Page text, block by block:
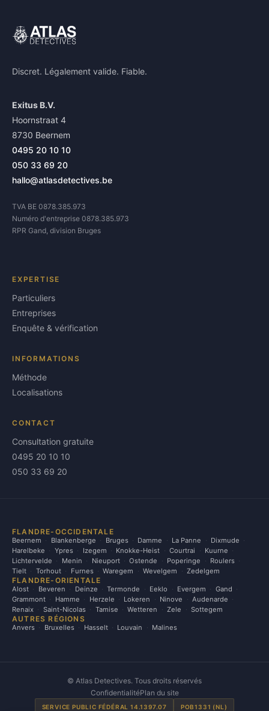
Discret. Légalement valide. Fiable.
Exitus B.V.
Hoornstraat 4
8730 Beernem
0495 20 10 10
050 33 69 20
hallo@atlasdetectives.be
TVA BE 0878.385.973
Numéro d'entreprise 0878.385.973
RPR Gand, division Bruges
EXPERTISE
Particuliers
Entreprises
Enquête & vérification
INFORMATIONS
Méthode
Localisations
CONTACT
Consultation gratuite
0495 20 10 10
050 33 69 20
FLANDRE-OCCIDENTALE
Beernem Blankenberge Bruges Damme La Panne
Dixmude
Harelbeke
Ypres Izegem Knokke-Heist Courtrai
Kuurne
Lichtervelde
Menin Nieuport Ostende Poperinge
Roulers
Tielt
Torhout Furnes Waregem Wevelgem Zedelgem
FLANDRE-ORIENTALE
Alost Beveren Deinze Termonde Eeklo Evergem
Gand
Grammont
Hamme Herzele Lokeren Ninove
Audenarde
Renaix
Saint-Nicolas Tamise Wetteren Zele Sottegem
AUTRES RÉGIONS
Anvers Bruxelles Hasselt Louvain Malines
© Atlas Detectives. Tous droits réservés
ConfidentialitéPlan du site
SERVICE PUBLIC FÉDÉRAL 14.1397.07 POB1331 (NL)